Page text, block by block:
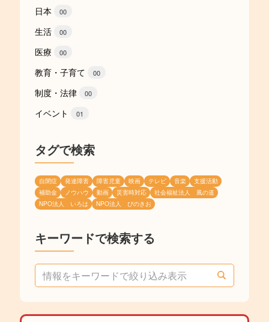
日本 00
生活 00
医療 00
教育・子育て 00
制度・法律 00
イベント 01
タグで検索
自閉症 発達障害 障害児童 映画 テレビ 音楽
支援活動
補助金
ノウハウ 動画 災害時対応
社会福祉法人 風の道
NPO法人 いろは
NPO法人 ぴのきお
キーワードで検索する
検
索
: